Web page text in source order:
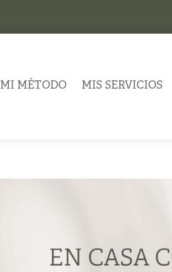
MI MÉTODO MIS SERVICIOS